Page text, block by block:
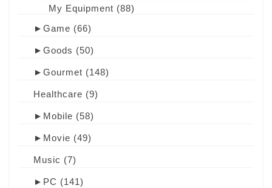
My Equipment (88)
► Game (66)
► Goods (50)
► Gourmet (148)
Healthcare (9)
► Mobile (58)
► Movie (49)
Music (7)
► PC (141)